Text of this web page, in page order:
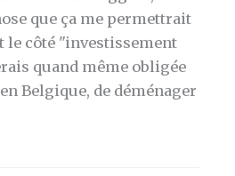
que ça me permettrait
le côté "investissement
quand même obligée
Belgique, de déménager